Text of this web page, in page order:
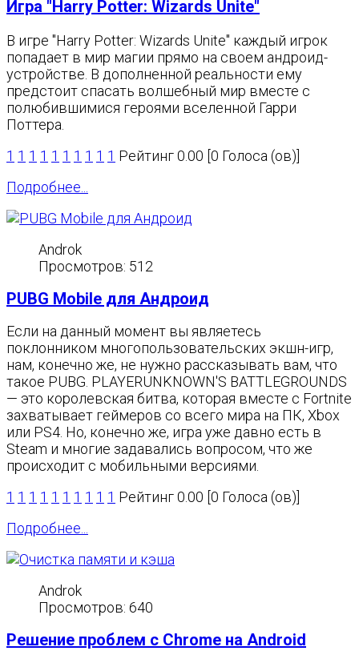
Игра "Harry Potter: Wizards Unite"
В игре "Harry Potter: Wizards Unite" каждый игрок
попадает в мир магии прямо на своем андроид-
устройстве. В дополненной реальности ему
предстоит спасать волшебный мир вместе с
полюбившимися героями вселенной Гарри
Поттера.
1 1 1 1 1 1 1 1 1 1 Рейтинг 0.00 [0 Голоса (ов)]
Подробнее...
Androk
Просмотров: 512
PUBG Mobile для Андроид
Если на данный момент вы являетесь
поклонником многопользовательских экшн-игр,
нам, конечно же, не нужно рассказывать вам, что
такое PUBG. PLAYERUNKNOWN'S BATTLEGROUNDS
— это королевская битва, которая вместе с Fortnite
захватывает геймеров со всего мира на ПК, Xbox
или PS4. Но, конечно же, игра уже давно есть в
Steam и многие задавались вопросом, что же
происходит с мобильными версиями.
1 1 1 1 1 1 1 1 1 1 Рейтинг 0.00 [0 Голоса (ов)]
Подробнее...
Androk
Просмотров: 640
Решение проблем с Chrome на Android